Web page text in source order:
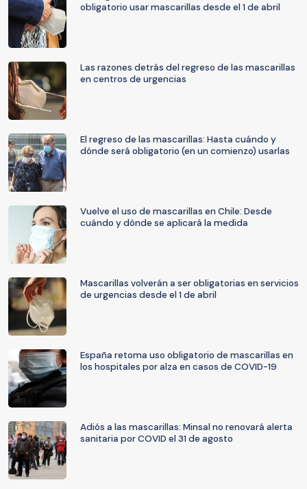
obligatorio usar mascarillas desde el 1 de abril
Las razones detrás del regreso de las mascarillas
en centros de urgencias
El regreso de las mascarillas: Hasta cuándo y
dónde será obligatorio (en un comienzo) usarlas
Vuelve el uso de mascarillas en Chile: Desde
cuándo y dónde se aplicará la medida
Mascarillas volverán a ser obligatorias en servicios
de urgencias desde el 1 de abril
España retoma uso obligatorio de mascarillas en
los hospitales por alza en casos de COVID-19
Adiós a las mascarillas: Minsal no renovará alerta
sanitaria por COVID el 31 de agosto